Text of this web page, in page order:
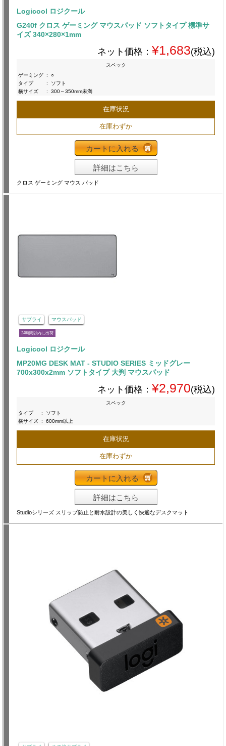
Logicool ロジクール
G240f クロス ゲーミング マウスパッド ソフトタイプ 標準サ
イズ 340×280×1mm
ネット価格： ¥1,683(税込)
スペック
ゲーミング :
○
タイプ
:
ソフト
横サイズ
: 300～350mm未満
在庫状況
在庫わずか
カートに入れる
詳細はこちら
クロス ゲーミング マウス パッド
サプライ マウスパッド
24時間以内に出荷
Logicool ロジクール
MP20MG DESK MAT - STUDIO SERIES ミッドグレー
700x300x2mm ソフトタイプ 大判 マウスパッド
ネット価格： ¥2,970(税込)
スペック
タイプ
:
ソフト
横サイズ : 600mm以上
在庫状況
在庫わずか
カートに入れる
詳細はこちら
Studioシリーズ スリップ防止と耐水設計の美しく快適なデスクマット